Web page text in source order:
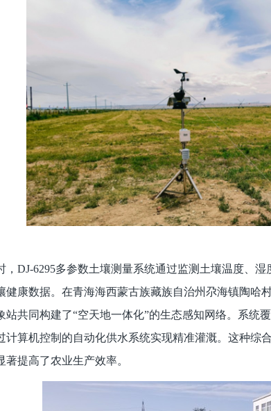
DJ-6295多参数土壤测量系统通过监测土壤温度、
健康数据。在青海海西蒙古族藏族自治州尕海镇陶哈
站共同构建了“空天地一体化”的生态感知网络。系统
计算机控制的自动化供水系统实现精准灌溉。这种综
著提高了农业生产效率。